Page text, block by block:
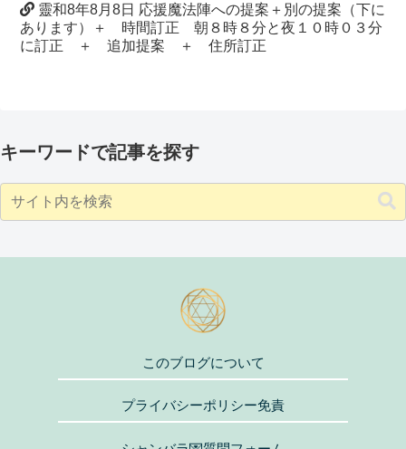
靈和8年8月8日 応援魔法陣への提案＋別の提案（下に
あります）＋ 時間訂正 朝８時８分と夜１０時０３分
に訂正 ＋ 追加提案 ＋ 住所訂正
キーワードで記事を探す
このブログについて
プライバシーポリシー免責